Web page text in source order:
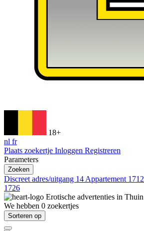
18+
nl fr
Plaats zoekertje Inloggen Registreren
Parameters
Zoeken
Discreet adres/uitgang 14 Appartement 1712
1726
Erotische advertenties in Thuin
We hebben 0 zoekertjes
Sorteren op